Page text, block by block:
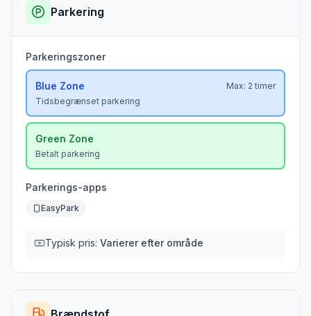
Parkering
Parkeringszoner
Blue Zone Max: 2 timer
Tidsbegrænset parkering
Green Zone
Betalt parkering
Parkerings-apps
EasyPark
Typisk pris: Varierer efter område